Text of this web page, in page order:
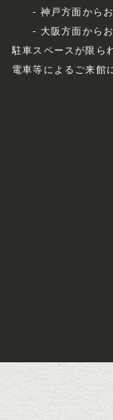
- 神戸方面からお
- 大阪方面からお
駐車スペースが限ら
電車等によるご来館